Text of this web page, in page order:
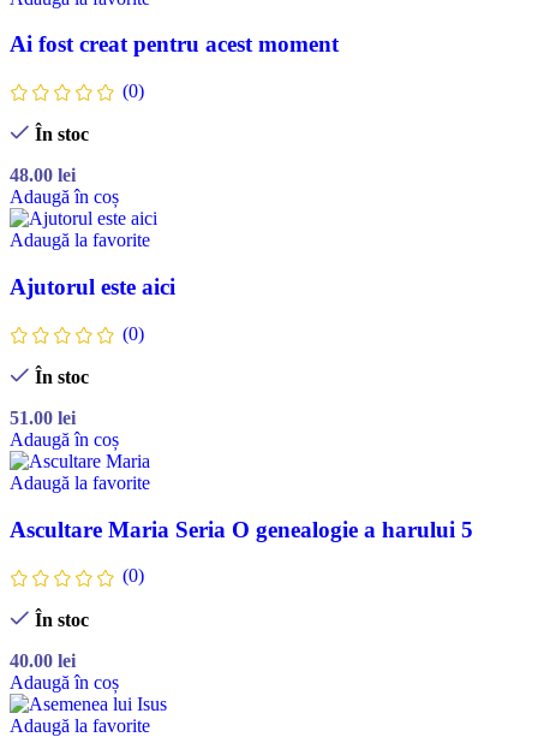
Ai fost creat pentru acest moment
(0)
În stoc
48.00 lei
Adaugă în coș
Adaugă la favorite
Ajutorul este aici
(0)
În stoc
51.00 lei
Adaugă în coș
Adaugă la favorite
Ascultare Maria Seria O genealogie a harului 5
(0)
În stoc
40.00 lei
Adaugă în coș
Adaugă la favorite